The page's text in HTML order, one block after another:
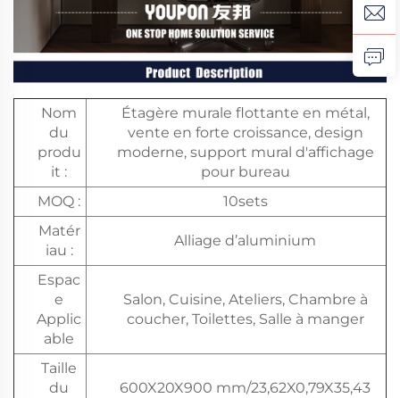
Nom
du
produ
it :
Étagère murale flottante en métal,
vente en forte croissance, design
moderne, support mural d'affichage
pour bureau
MOQ :
10sets
Matér
iau :
Alliage d’aluminium
Espac
e
Applic
able
Salon, Cuisine, Ateliers, Chambre à
coucher, Toilettes, Salle à manger
Taille
du
600X20X900 mm/23,62X0,79X35,43